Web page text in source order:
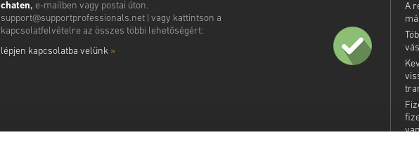
chaten, e-mailben vagy postai úton.
support@supportprofessionals.net| vagy kattintson a
kapcsolatfelvételre az összes többi lehetőségért:
lépjen kapcsolatba velünk »
A